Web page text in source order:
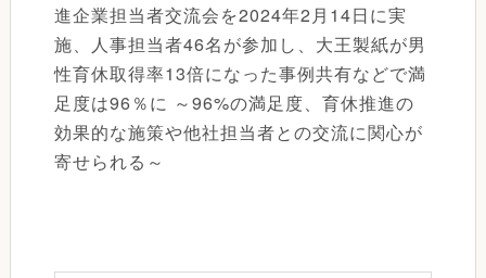
進企業担当者交流会を2024年2月14日に実
施、人事担当者46名が参加し、大王製紙が男
性育休取得率13倍になった事例共有などで満
足度は96％に ～96%の満足度、育休推進の
効果的な施策や他社担当者との交流に関心が
寄せられる～